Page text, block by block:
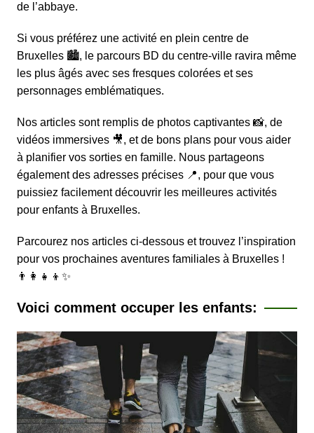
de l’abbaye.
Si vous préférez une activité en plein centre de
Bruxelles 🏙️, le parcours BD du centre-villeravira même
les plus âgés avec ses fresques colorées et ses
personnages emblématiques.
Nos articles sont remplis de photos captivantes 📸, de
vidéos immersives 🎥, et de bons plans pour vous aider
à planifier vos sorties en famille. Nous partageons
également des adresses précises 📍, pour que vous
puissiez facilement découvrir les meilleures activités
pour enfants à Bruxelles.
Parcourez nos articles ci-dessous et trouvez l’inspiration
pour vos prochaines aventures familiales à Bruxelles !
👨‍👩‍👧‍👦✨
Voici comment occuper les enfants: